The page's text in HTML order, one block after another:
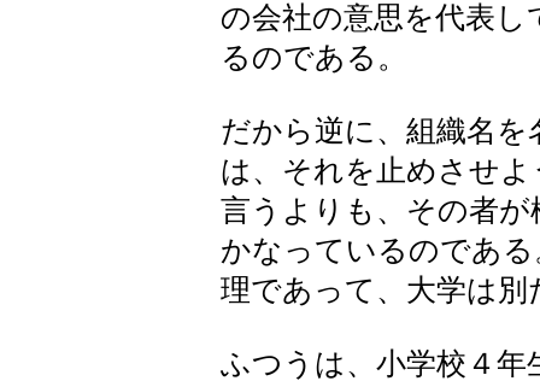
の会社の意思を代表
るのである。
だから逆に、組織名
は、それを止めさせ
言うよりも、その者
かなっているのであ
理であって、大学は
ふつうは、小学校４